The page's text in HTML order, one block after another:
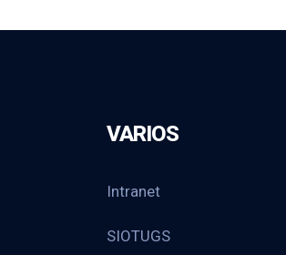
VARIOS
Intranet
SIOTUGS